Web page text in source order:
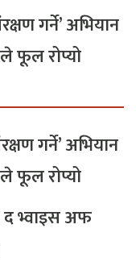
गर्ने’ अभियान
फूल रोप्यो
गर्ने’ अभियान
फूल रोप्यो
द भ्वाइस अफ